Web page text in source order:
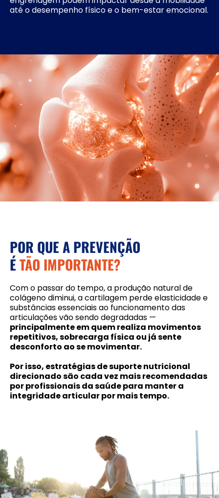
até o desempenho físico e o bem-estar emocional.
POR QUE A PREVENÇÃO
ÉTÃO IMPORTANTE?
Com o passar do tempo, a produção natural de
colágeno diminui, a cartilagem perde elasticidade e
substâncias essenciais ao funcionamento das
articulações vão sendo degradadas —
principalmente em quem realiza movimentos
repetitivos, sobrecarga física ou já sente
desconforto ao se movimentar.
Por isso, estratégias de suporte nutricional
direcionado são cada vez mais recomendadas
por profissionais da saúde para manter a
integridade articular por mais tempo.